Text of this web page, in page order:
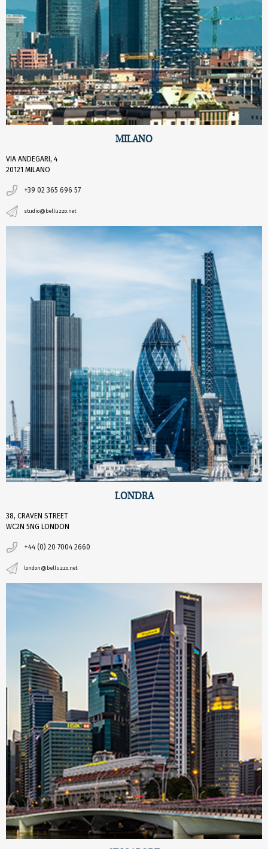
MILANO
VIA ANDEGARI, 4
20121 MILANO
+39 02 365 696 57
studio@belluzzo.net
LONDRA
38, CRAVEN STREET
WC2N 5NG LONDON
+44 (0) 20 7004 2660
london@belluzzo.net